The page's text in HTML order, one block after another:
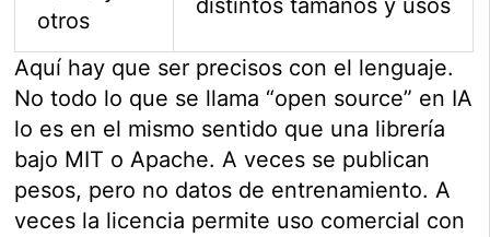
otros
distintos tamaños y usos
Aquí hay que ser precisos con el lenguaje.
No todo lo que se llama “open source” en IA
lo es en el mismo sentido que una librería
bajo MIT o Apache. A veces se publican
pesos, pero no datos de entrenamiento. A
veces la licencia permite uso comercial con